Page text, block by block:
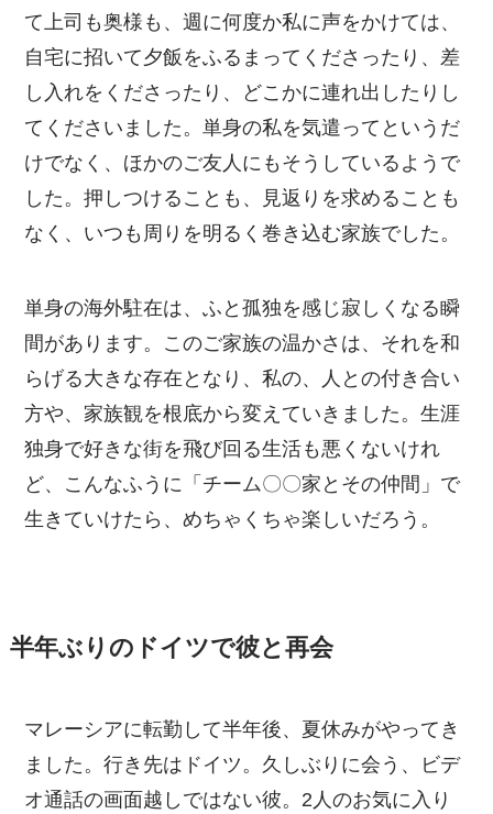
て上司も奥様も、週に何度か私に声をかけては、
自宅に招いて夕飯をふるまってくださったり、差
し入れをくださったり、どこかに連れ出したりし
てくださいました。単身の私を気遣ってというだ
けでなく、ほかのご友人にもそうしているようで
した。押しつけることも、見返りを求めることも
なく、いつも周りを明るく巻き込む家族でした。
単身の海外駐在は、ふと孤独を感じ寂しくなる瞬
間があります。このご家族の温かさは、それを和
らげる大きな存在となり、私の、人との付き合い
方や、家族観を根底から変えていきました。生涯
独身で好きな街を飛び回る生活も悪くないけれ
ど、こんなふうに「チーム〇〇家とその仲間」で
生きていけたら、めちゃくちゃ楽しいだろう。
半年ぶりのドイツで彼と再会
マレーシアに転勤して半年後、夏休みがやってき
ました。行き先はドイツ。久しぶりに会う、ビデ
オ通話の画面越しではない彼。2人のお気に入り